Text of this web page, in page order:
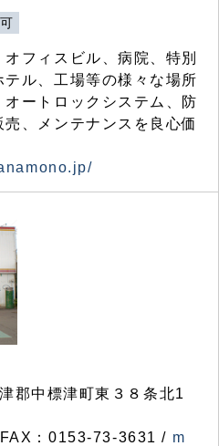
フィスビル、病院、特別
ル、工場等の様々な場所
ートロックシステム、防
、メンテナンスを良心価
中標津町東３８条北1
：0153-73-3631 / m